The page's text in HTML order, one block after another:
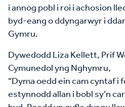
i annog pobl i roi i achosion
byd-eang o ddyngarwyr i
Gymru.
Dywedodd Liza Kellett, Prif
Cymunedol yng Nghymru,
“Dyma oedd ein cam cyntaf i
estynnodd allan i bobl sy’n